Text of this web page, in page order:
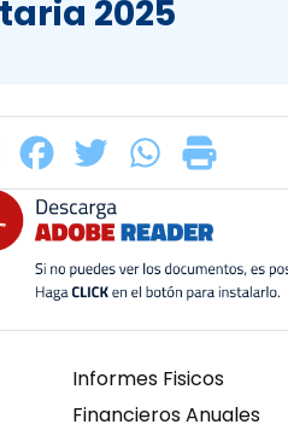
2025
Informes Fisicos
Financieros Anuales